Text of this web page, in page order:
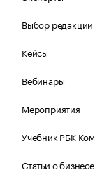
Выбор редакции
Кейсы
Вебинары
Мероприятия
Учебник РБК
Статьи о бизнесе